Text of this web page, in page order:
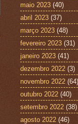
maio 2023 (40)
abril 2023 (37)
março 2023 (48)
fevereiro 2023 (31)
janeiro 2023 (41)
dezembro 2022 (3)
novembro 2022 (64)
outubro 2022 (40)
setembro 2022 (38)
agosto 2022 (46)